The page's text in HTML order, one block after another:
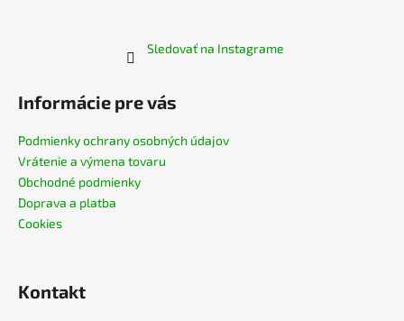
Sledovať na Instagrame
Informácie pre vás
Podmienky ochrany osobných údajov
Vrátenie a výmena tovaru
Obchodné podmienky
Doprava a platba
Cookies
Kontakt